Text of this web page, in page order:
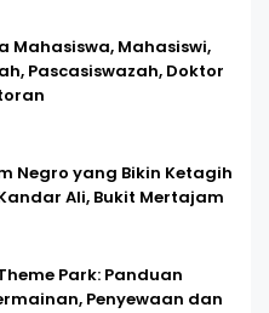
Mahasiswa, Mahasiswi,
Pascasiswazah, Doktor
Negro yang Bikin Ketagih
Ali, Bukit Mertajam
Park: Panduan
Penyewaan dan